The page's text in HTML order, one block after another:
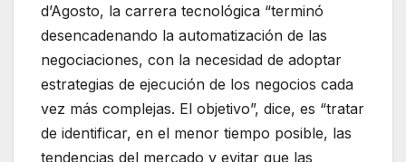
d’Agosto, la carrera tecnológica “terminó
desencadenando la automatización de las
negociaciones, con la necesidad de adoptar
estrategias de ejecución de los negocios cada
vez más complejas. El objetivo”, dice, es “tratar
de identificar, en el menor tiempo posible, las
tendencias del mercado y evitar que las